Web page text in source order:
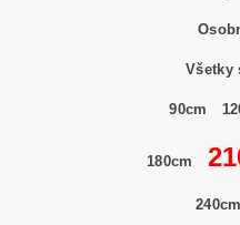
Všetky
90cm
180cm
240cm